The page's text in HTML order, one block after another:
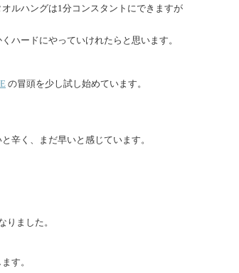
ルハングは1分コンスタントにできますが
ハードにやっていけれたらと思います。
の冒頭を少し試し始めています。
辛く、まだ早いと感じています。
りました。
す。